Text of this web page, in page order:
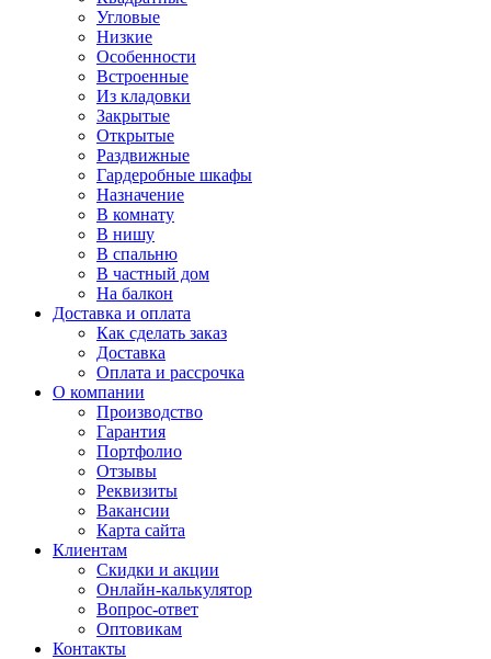
Угловые
Низкие
Особенности
Встроенные
Из кладовки
Закрытые
Открытые
Раздвижные
Гардеробные шкафы
Назначение
В комнату
В нишу
В спальню
В частный дом
На балкон
Доставка и оплата
Как сделать заказ
Доставка
Оплата и рассрочка
О компании
Производство
Гарантия
Портфолио
Отзывы
Реквизиты
Вакансии
Карта сайта
Клиентам
Скидки и акции
Онлайн-калькулятор
Вопрос-ответ
Оптовикам
Контакты